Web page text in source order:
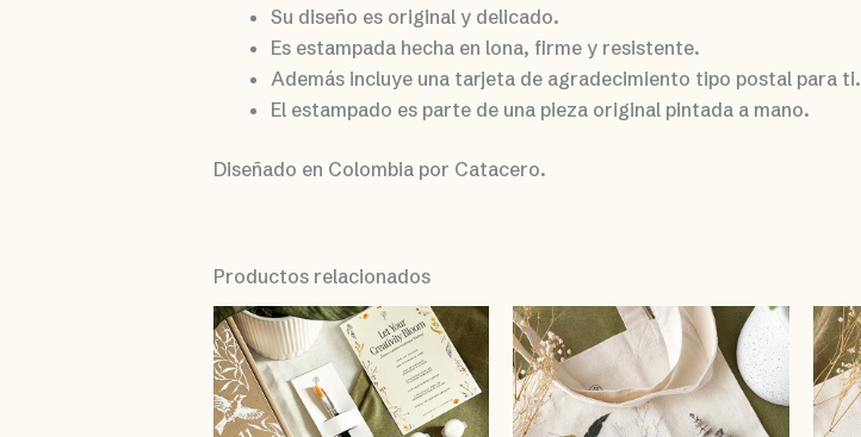
Su diseño es original y delicado.
Es estampada hecha en lona, firme y resistente.
Además incluye una tarjeta de agradecimiento tipo postal para ti.
El estampado es parte de una pieza original pintada a mano.
Diseñado en Colombia por Catacero.
Productos relacionados